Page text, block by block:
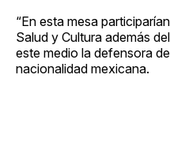
“En esta mesa
Salud y Cultura además
este medio la defensora
nacionalidad mexicana.